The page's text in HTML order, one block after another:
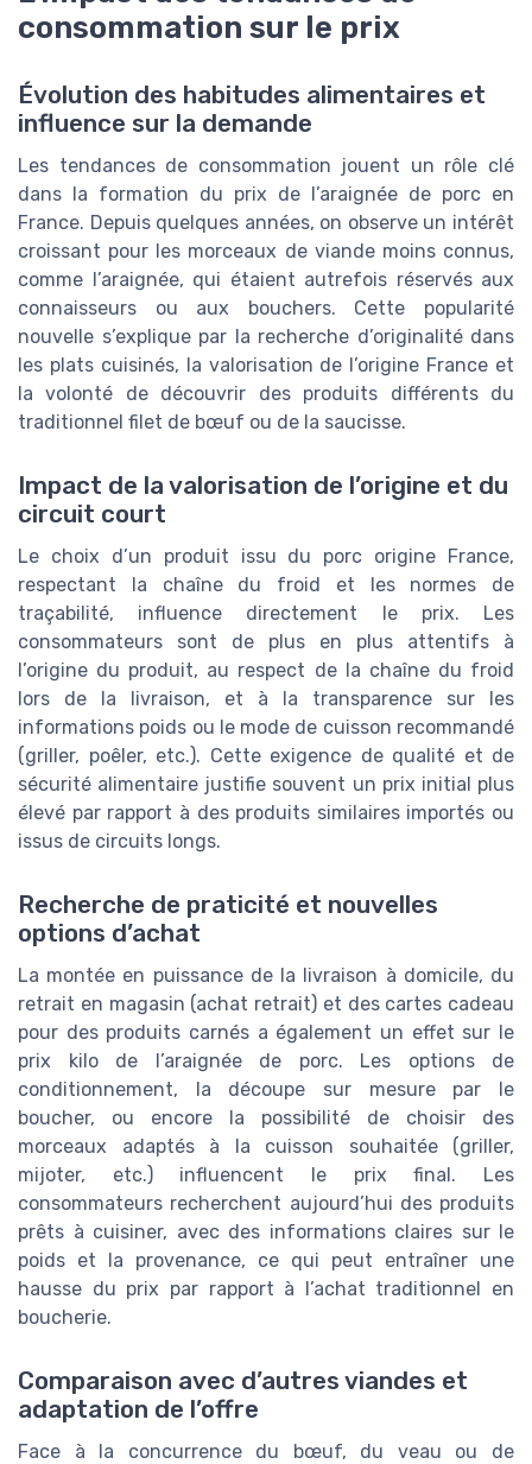
consommation sur le prix
Évolution des habitudes alimentaires et
influence sur la demande
Les tendances de consommation jouent un rôle clé
dans la formation du prix de l’araignée de porc en
France. Depuis quelques années, on observe un intérêt
croissant pour les morceaux de viande moins connus,
comme l’araignée, qui étaient autrefois réservés aux
connaisseurs ou aux bouchers. Cette popularité
nouvelle s’explique par la recherche d’originalité dans
les plats cuisinés, la valorisation de l’origine France et
la volonté de découvrir des produits différents du
traditionnel filet de bœuf ou de la saucisse.
Impact de la valorisation de l’origine et du
circuit court
Le choix d’un produit issu du porc origine France,
respectant la chaîne du froid et les normes de
traçabilité, influence directement le prix. Les
consommateurs sont de plus en plus attentifs à
l’origine du produit, au respect de la chaîne du froid
lors de la livraison, et à la transparence sur les
informations poids ou le mode de cuisson recommandé
(griller, poêler, etc.). Cette exigence de qualité et de
sécurité alimentaire justifie souvent un prix initial plus
élevé par rapport à des produits similaires importés ou
issus de circuits longs.
Recherche de praticité et nouvelles
options d’achat
La montée en puissance de la livraison à domicile, du
retrait en magasin (achat retrait) et des cartes cadeau
pour des produits carnés a également un effet sur le
prix kilo de l’araignée de porc. Les options de
conditionnement, la découpe sur mesure par le
boucher, ou encore la possibilité de choisir des
morceaux adaptés à la cuisson souhaitée (griller,
mijoter, etc.) influencent le prix final. Les
consommateurs recherchent aujourd’hui des produits
prêts à cuisiner, avec des informations claires sur le
poids et la provenance, ce qui peut entraîner une
hausse du prix par rapport à l’achat traditionnel en
boucherie.
Comparaison avec d’autres viandes et
adaptation de l’offre
Face à la concurrence du bœuf, du veau ou de